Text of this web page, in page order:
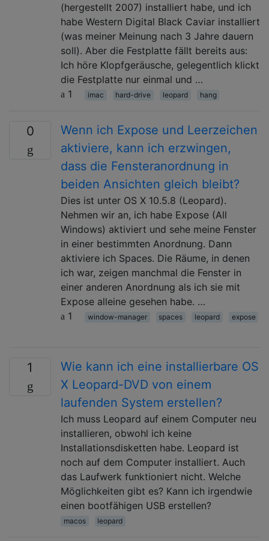
(hergestellt 2007) installiert habe, und ich
habe Western Digital Black Caviar installiert
(was meiner Meinung nach 3 Jahre dauern
soll). Aber die Festplatte fällt bereits aus:
Ich höre Klopfgeräusche, gelegentlich klickt
die Festplatte nur einmal und …
1
imac hard-drive leopard hang
0
Wenn ich Expose und Leerzeichen
aktiviere, kann ich erzwingen,
dass die Fensteranordnung in
beiden Ansichten gleich bleibt?
Dies ist unter OS X 10.5.8 (Leopard).
Nehmen wir an, ich habe Expose (All
Windows) aktiviert und sehe meine Fenster
in einer bestimmten Anordnung. Dann
aktiviere ich Spaces. Die Räume, in denen
ich war, zeigen manchmal die Fenster in
einer anderen Anordnung als ich sie mit
Expose alleine gesehen habe. …
1
window-manager spaces leopard expose
1
Wie kann ich eine installierbare OS
X Leopard-DVD von einem
laufenden System erstellen?
Ich muss Leopard auf einem Computer neu
installieren, obwohl ich keine
Installationsdisketten habe. Leopard ist
noch auf dem Computer installiert. Auch
das Laufwerk funktioniert nicht. Welche
Möglichkeiten gibt es? Kann ich irgendwie
einen bootfähigen USB erstellen?
macos leopard